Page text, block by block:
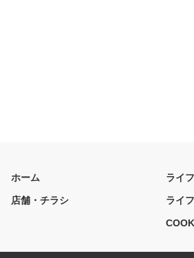
ホーム
店舗・チラシ
ライ
ライ